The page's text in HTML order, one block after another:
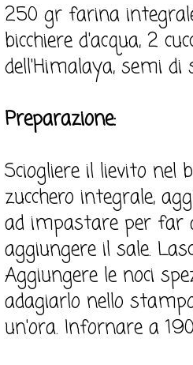
250 gr farina
bicchiere d'acqua, 2
dell'Himalaya, semi di
Preparazione:
Sciogliere il lievito nel
zucchero integrale,
ad impastare per far
aggiungere il sale.
Aggiungere le noci
adagiarlo nello
un'ora. Infornare a